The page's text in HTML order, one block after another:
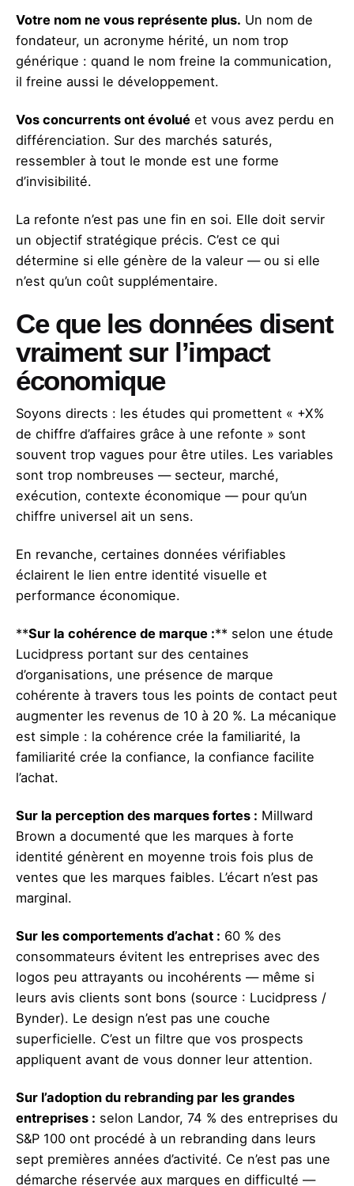
Votre nom ne vous représente plus. Un nom de
fondateur, un acronyme hérité, un nom trop
générique : quand le nom freine la communication,
il freine aussi le développement.
Vos concurrents ont évolué et vous avez perdu en
différenciation. Sur des marchés saturés,
ressembler à tout le monde est une forme
d’invisibilité.
La refonte n’est pas une fin en soi. Elle doit servir
un objectif stratégique précis. C’est ce qui
détermine si elle génère de la valeur — ou si elle
n’est qu’un coût supplémentaire.
Ce que les données disent
vraiment sur l’impact
économique
Soyons directs : les études qui promettent « +X%
de chiffre d’affaires grâce à une refonte » sont
souvent trop vagues pour être utiles. Les variables
sont trop nombreuses — secteur, marché,
exécution, contexte économique — pour qu’un
chiffre universel ait un sens.
En revanche, certaines données vérifiables
éclairent le lien entre identité visuelle et
performance économique.
**Sur la cohérence de marque :** selon une étude
Lucidpress portant sur des centaines
d’organisations, une présence de marque
cohérente à travers tous les points de contact peut
augmenter les revenus de 10 à 20 %. La mécanique
est simple : la cohérence crée la familiarité, la
familiarité crée la confiance, la confiance facilite
l’achat.
Sur la perception des marques fortes : Millward
Brown a documenté que les marques à forte
identité génèrent en moyenne trois fois plus de
ventes que les marques faibles. L’écart n’est pas
marginal.
Sur les comportements d’achat : 60 % des
consommateurs évitent les entreprises avec des
logos peu attrayants ou incohérents — même si
leurs avis clients sont bons (source : Lucidpress /
Bynder). Le design n’est pas une couche
superficielle. C’est un filtre que vos prospects
appliquent avant de vous donner leur attention.
Sur l’adoption du rebranding par les grandes
entreprises : selon Landor, 74 % des entreprises du
S&P 100 ont procédé à un rebranding dans leurs
sept premières années d’activité. Ce n’est pas une
démarche réservée aux marques en difficulté —